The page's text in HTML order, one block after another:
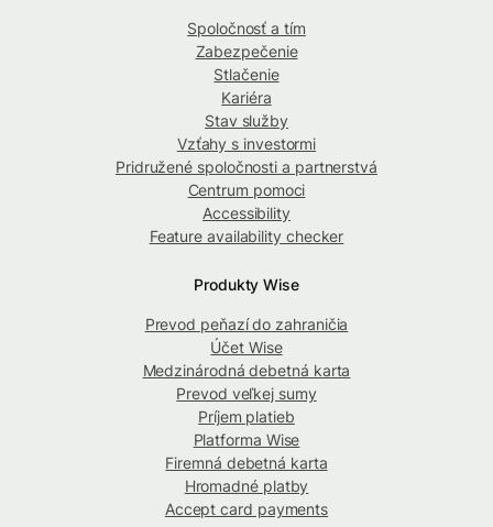
Spoločnosť a tím
Zabezpečenie
Stlačenie
Kariéra
Stav služby
Vzťahy s investormi
Pridružené spoločnosti a partnerstvá
Centrum pomoci
Accessibility
Feature availability checker
Produkty Wise
Prevod peňazí do zahraničia
Účet Wise
Medzinárodná debetná karta
Prevod veľkej sumy
Príjem platieb
Platforma Wise
Firemná debetná karta
Hromadné platby
Accept card payments